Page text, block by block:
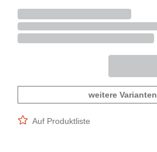
weitere Varianten
Auf Produktliste